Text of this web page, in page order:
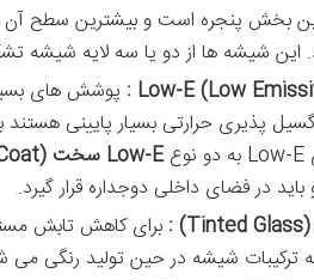
بخش پنجره است و بیشترین سطح آن
. این شیشه ها از دو یا سه لایه شیشه
پوشش های
پذیری حرارتی بسیار پایینی هستند
Low-E به دو نوع Low-E سخت (Hard Coat)
باید درفضای داخلی دوجداره قرارگیرد.
(Tinted Glass) : برای کاهش تابش
ترکیبات شیشه در حین تولید رنگی می